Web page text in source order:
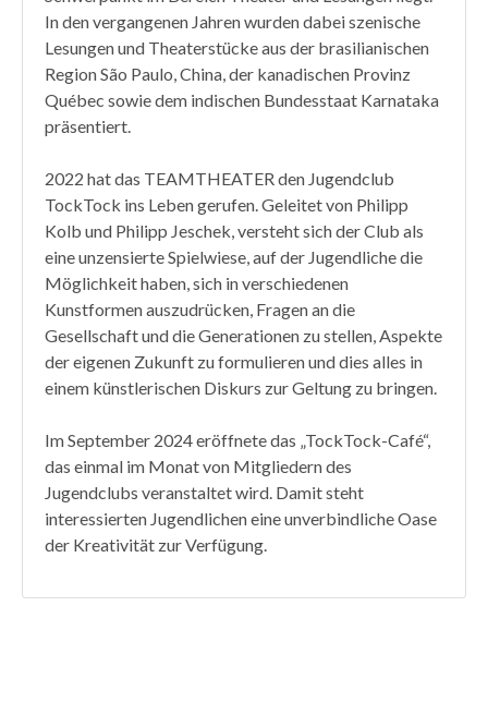
In den vergangenen Jahren wurden dabei szenische
Lesungen und Theaterstücke aus der brasilianischen
Region São Paulo, China, der kanadischen Provinz
Québec sowie dem indischen Bundesstaat Karnataka
präsentiert.
2022 hat das TEAMTHEATER den Jugendclub
TockTock ins Leben gerufen. Geleitet von Philipp
Kolb und Philipp Jeschek, versteht sich der Club als
eine unzensierte Spielwiese, auf der Jugendliche die
Möglichkeit haben, sich in verschiedenen
Kunstformen auszudrücken, Fragen an die
Gesellschaft und die Generationen zu stellen, Aspekte
der eigenen Zukunft zu formulieren und dies alles in
einem künstlerischen Diskurs zur Geltung zu bringen.
Im September 2024 eröffnete das „TockTock-Café“,
das einmal im Monat von Mitgliedern des
Jugendclubs veranstaltet wird. Damit steht
interessierten Jugendlichen eine unverbindliche Oase
der Kreativität zur Verfügung.